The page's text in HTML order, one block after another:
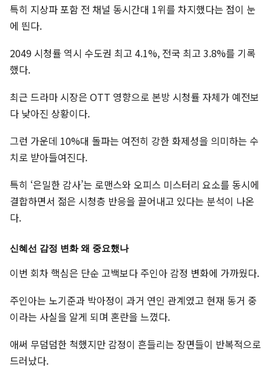
특히 지상파 포함 전 채널 동시간대 1위를 차지했다는 점이 눈
에 띈다.
2049 시청률 역시 수도권 최고 4.1%, 전국 최고 3.8%를 기록
했다.
최근 드라마 시장은 OTT 영향으로 본방 시청률 자체가 예전보
다 낮아진 상황이다.
그런 가운데 10%대 돌파는 여전히 강한 화제성을 의미하는 수
치로 받아들여진다.
특히 ‘은밀한 감사’는 로맨스와 오피스 미스터리 요소를 동시에
결합하면서 젊은 시청층 반응을 끌어내고 있다는 분석이 나온
다.
신혜선 감정 변화 왜 중요했나
이번 회차 핵심은 단순 고백보다 주인아 감정 변화에 가까웠다.
주인아는 노기준과 박아정이 과거 연인 관계였고 현재 동거 중
이라는 사실을 알게 되며 혼란을 느꼈다.
애써 무덤덤한 척했지만 감정이 흔들리는 장면들이 반복적으로
드러났다.